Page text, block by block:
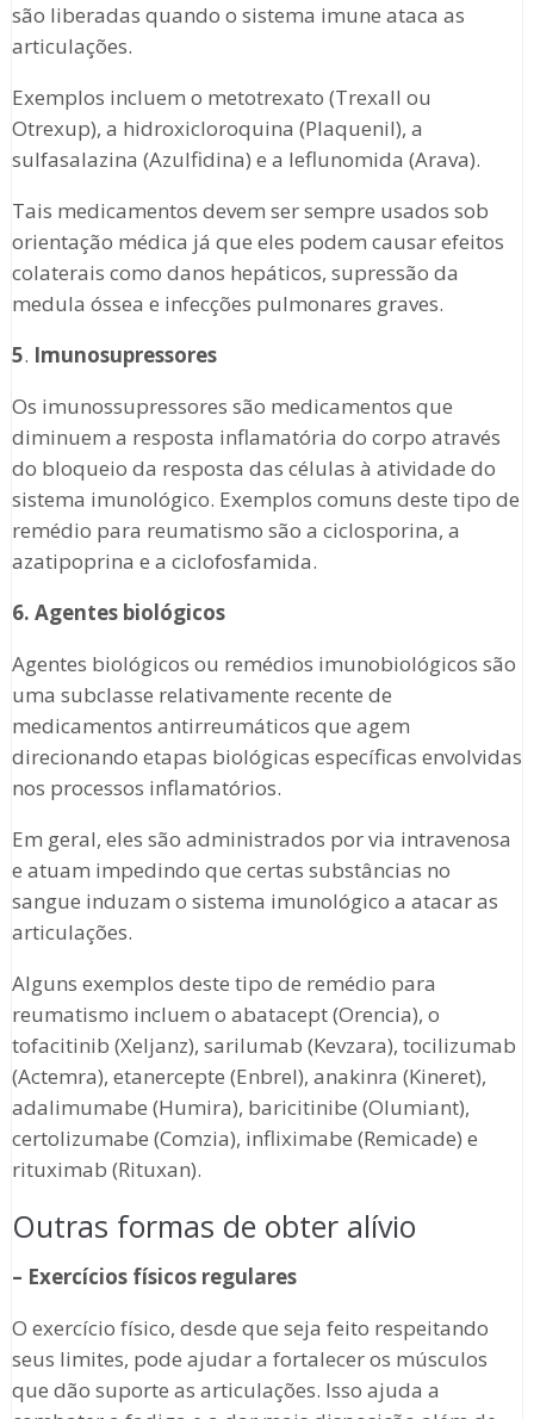
são liberadas quando o sistema imune ataca as
articulações.
Exemplos incluem o metotrexato (Trexall ou
Otrexup), a hidroxicloroquina (Plaquenil), a
sulfasalazina (Azulfidina) e a leflunomida (Arava).
Tais medicamentos devem ser sempre usados sob
orientação médica já que eles podem causar efeitos
colaterais como danos hepáticos, supressão da
medula óssea e infecções pulmonares graves.
5. Imunosupressores
Os imunossupressores são medicamentos que
diminuem a resposta inflamatória do corpo através
do bloqueio da resposta das células à atividade do
sistema imunológico. Exemplos comuns deste tipo de
remédio para reumatismo são a ciclosporina, a
azatipoprina e a ciclofosfamida.
6. Agentes biológicos
Agentes biológicos ou remédios imunobiológicos são
uma subclasse relativamente recente de
medicamentos antirreumáticos que agem
direcionando etapas biológicas específicas envolvidas
nos processos inflamatórios.
Em geral, eles são administrados por via intravenosa
e atuam impedindo que certas substâncias no
sangue induzam o sistema imunológico a atacar as
articulações.
Alguns exemplos deste tipo de remédio para
reumatismo incluem o abatacept (Orencia), o
tofacitinib (Xeljanz), sarilumab (Kevzara), tocilizumab
(Actemra), etanercepte (Enbrel), anakinra (Kineret),
adalimumabe (Humira), baricitinibe (Olumiant),
certolizumabe (Comzia), infliximabe (Remicade) e
rituximab (Rituxan).
Outras formas de obter alívio
– Exercícios físicos regulares
O exercício físico, desde que seja feito respeitando
seus limites, pode ajudar a fortalecer os músculos
que dão suporte as articulações. Isso ajuda a